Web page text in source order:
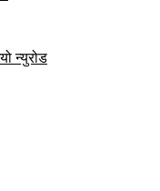
न्युरोड